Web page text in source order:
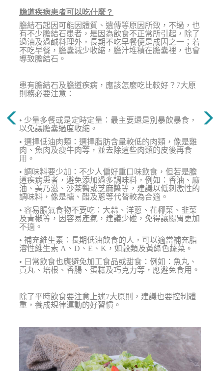
膽道疾病患者可以吃什麼？
膽結石起因可能因體質、遺傳等原因所致，不過，也
有不少膽結石患者，是因為飲食不正常所引起，除了
過油及過鹹料理外，長期不吃早餐便是成因之一；若
不吃早餐，膽囊減少收縮，膽汁堆積在膽囊裡，也會
導致膽結石。
患有膽結石及膽道疾病，應該怎麼吃比較好？7大原
則務必要注意：
• 少量多餐或是定時定量：最主要還是別暴飲暴食，
以免讓膽囊過度收縮。
• 選擇低油肉類：選擇脂肪含量較低的肉類，像是雞
肉、魚肉及瘦牛肉等，並去除這些肉類的皮後再食
用。
• 調味料要少加：不少人偏好重口味飲食，但若是膽
道疾病患者，避免添加過多調味料，例如：香油、麻
油、美乃滋、沙茶醬或芝麻醬等，建議以低刺激性的
調味料，像是糖、醋及蔥等代替較為合適。
• 容易脹氣食物不要吃：大蒜、洋蔥、花椰菜、韭菜
及青椒等，因容易產氣，建議少碰，免得讓腸胃更加
不適。
• 補充維生素：長期低油飲食的人，可以適當補充脂
溶性維生素 A、D、E、K，如穀類及黃綠色蔬菜。
• 日常飲食也應避免加工食品或甜食：例如：魚丸、
貢丸、培根、香腸、蛋糕及巧克力等，應避免食用。
除了平時飲食要注意上述7大原則，建議也要控制體
重，養成規律運動的好習慣。